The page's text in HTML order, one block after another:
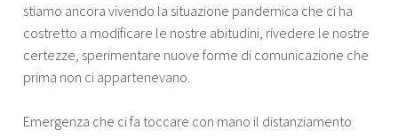
stiamo ancora vivendo la situazione pandemica che ci ha
costretto a modificare le nostre abitudini, rivedere le nostre
certezze, sperimentare nuove forme di comunicazione che
prima non ci appartenevano.
Emergenza che ci fa toccare con mano il distanziamento